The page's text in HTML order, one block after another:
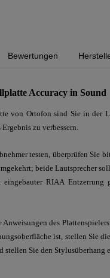
Bewertungen
Accuracy in Sound
von Ortofon sind Sie in der
zu verbessern.
testen, überprüfen Sie
beide Lautsprecher
RIAA Entzerrung
des
ist, stellen Sie
stellen Sie den Stylusüberhang